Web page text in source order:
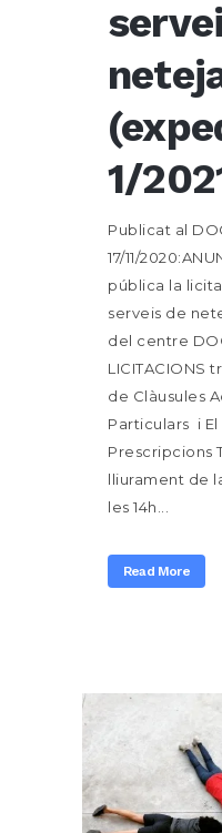
1/
Publicat al
17/11/
pública la
serveis de
del centre
LICITACIONS
de Clàusules
Particulars i El
Prescripcions
lliurament de
les 14h...
Read More